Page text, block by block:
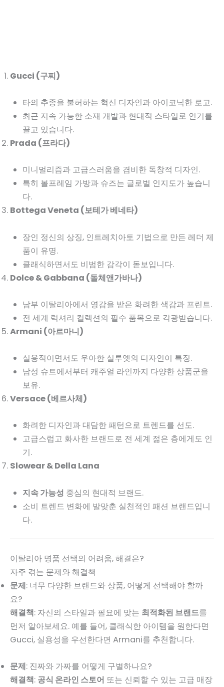
Gucci (구찌)
타의 추종을 불허하는 혁신 디자인과 아이코닉한 로고.
최근 지속 가능한 소재 개발과 현대적 스타일로 인기를
끌고 있습니다.
Prada (프라다)
미니멀리즘과 고급스러움을 겸비한 독창적 디자인.
특히 볼프레임 가방과 슈즈는 글로벌 인지도가 높습니
다.
Bottega Veneta (보테가 베네타)
장인 정신의 상징, 인트레치아토 기법으로 만든 레더 제
품이 유명.
클래식하면서도 비범한 감각이 돋보입니다.
Dolce & Gabbana (돌체앤가바나)
남부 이탈리아에서 영감을 받은 화려한 색감과 프린트.
전 세계 럭셔리 컬렉션의 필수 품목으로 각광받습니다.
Armani (아르마니)
실용적이면서도 우아한 실루엣의 디자인이 특징.
남성 슈트에서부터 캐주얼 라인까지 다양한 상품군을
보유.
Versace (베르사체)
화려한 디자인과 대담한 패턴으로 트렌드를 선도.
고급스럽고 화사한 브랜드로 전 세계 젊은 층에게도 인
기.
Slowear & Della Lana
지속 가능성 중심의 현대적 브랜드.
소비 트렌드 변화에 발맞춘 실천적인 패션 브랜드입니
다.
이탈리아 명품 선택의 어려움, 해결은?
자주 겪는 문제와 해결책
문제: 너무 다양한 브랜드와 상품, 어떻게 선택해야 할까
요?
해결책: 자신의 스타일과 필요에 맞는 최적화된 브랜드를
먼저 알아보세요. 예를 들어, 클래식한 아이템을 원한다면
Gucci, 실용성을 우선한다면 Armani를 추천합니다.
문제: 진짜와 가짜를 어떻게 구별하나요?
해결책: 공식 온라인 스토어 또는 신뢰할 수 있는 고급 매장